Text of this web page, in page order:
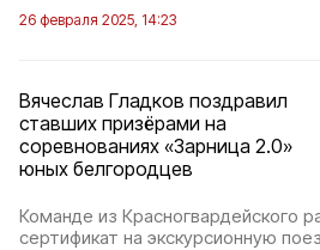
26 февраля 2025, 14:23
Вячеслав Гладков поздравил
ставших призёрами на
соревнованиях «Зарница 2.0»
юных белгородцев
Команде из Красногвардейского
сертификат на экскурсионную